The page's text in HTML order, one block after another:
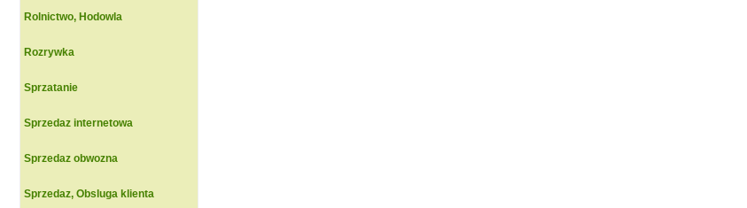
Rolnictwo, Hodowla
Rozrywka
Sprzatanie
Sprzedaz internetowa
Sprzedaz obwozna
Sprzedaz, Obsluga klienta